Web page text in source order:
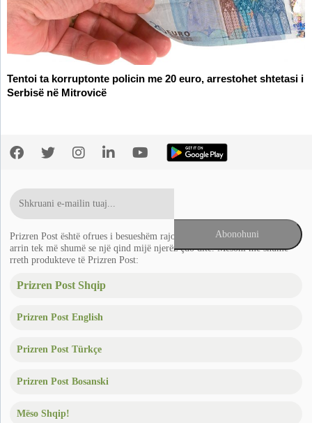
Tentoi ta korruptonte policin me 20 euro, arrestohet shtetasi i
Serbisë në Mitrovicë
Prizren Post është ofrues i besueshëm rajonal i lajmeve në Ballkan që
arrin tek më shumë se një qind mijë njerëz çdo ditë. Mësoni më shumë
rreth produkteve të Prizren Post:
Prizren Post Shqip
Prizren Post English
Prizren Post Türkçe
Prizren Post Bosanski
Mëso Shqip!